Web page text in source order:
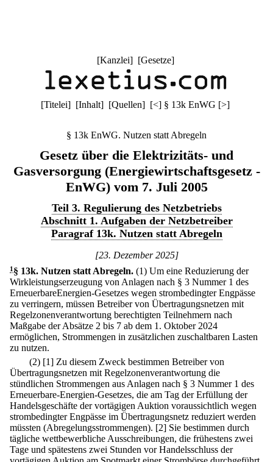
[Kanzlei] [Gesetze]
[Titelei] [Inhalt] [Quellen] [<] § 13k EnWG [>]
§ 13k EnWG. Nutzen statt Abregeln
Gesetz über die Elektrizitäts- und
Gasversorgung (Energiewirtschaftsgesetz -
EnWG) vom 7. Juli 2005
Teil 3. Regulierung des Netzbetriebs
Abschnitt 1. Aufgaben der Netzbetreiber
Paragraf 13k. Nutzen statt Abregeln
[23. Dezember 2025]
1 § 13k. Nutzen statt Abregeln. (1) Um eine Reduzierung der
Wirkleistungserzeugung von Anlagen nach § 3 Nummer 1 des
ErneuerbareEnergien-Gesetzes wegen strombedingter Engpässe
zu verringern, müssen Betreiber von Übertragungsnetzen mit
Regelzonenverantwortung berechtigten Teilnehmern nach
Maßgabe der Absätze 2 bis 7 ab dem 1. Oktober 2024
ermöglichen, Strommengen in zusätzlichen zuschaltbaren Lasten
zu nutzen.
(2) [1] Zu diesem Zweck bestimmen Betreiber von
Übertragungsnetzen mit Regelzonenverantwortung die
stündlichen Strommengen aus Anlagen nach § 3 Nummer 1 des
Erneuerbare-Energien-Gesetzes, die am Tag der Erfüllung der
Handelsgeschäfte der vortägigen Auktion voraussichtlich wegen
strombedingter Engpässe im Übertragungsnetz reduziert werden
müssten (Abregelungsstrommengen). [2] Sie bestimmen durch
tägliche wettbewerbliche Ausschreibungen, die frühestens zwei
Tage und spätestens zwei Stunden vor Handelsschluss der